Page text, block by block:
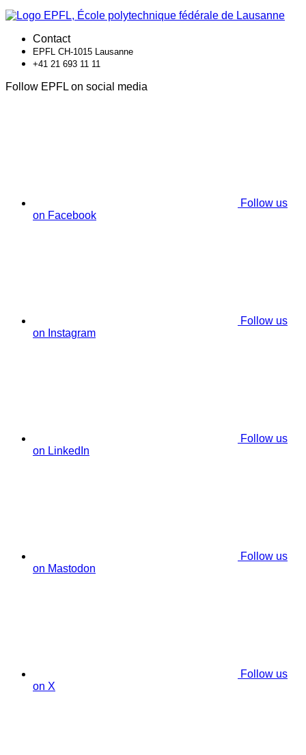
Contact
EPFL CH-1015 Lausanne
+41 21 693 11 11
Follow EPFL on social media
Follow us
on Facebook
Follow us
on Instagram
Follow us
on LinkedIn
Follow us
on Mastodon
Follow us
on X